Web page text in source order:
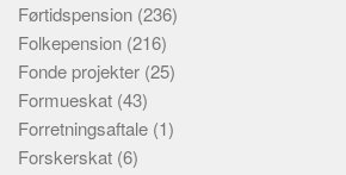
Førtidspension (236)
Folkepension (216)
Fonde projekter (25)
Formueskat (43)
Forretningsaftale (1)
Forskerskat (6)